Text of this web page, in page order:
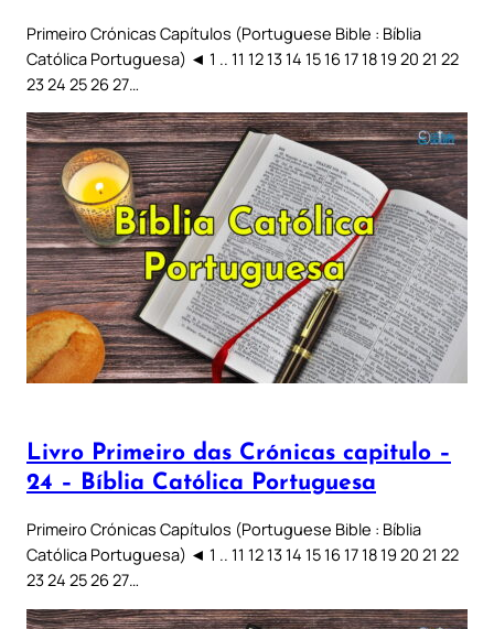
Primeiro Crónicas Capítulos (Portuguese Bible : Bíblia
Católica Portuguesa) ◄ 1 .. 11 12 13 14 15 16 17 18 19 20 21 22
23 24 25 26 27…
Livro Primeiro das Crónicas capitulo –
24 – Bíblia Católica Portuguesa
Primeiro Crónicas Capítulos (Portuguese Bible : Bíblia
Católica Portuguesa) ◄ 1 .. 11 12 13 14 15 16 17 18 19 20 21 22
23 24 25 26 27…